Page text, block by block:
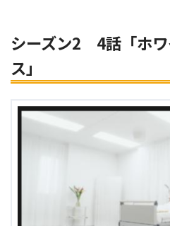
シーズン2 4話「ホワ
ス」